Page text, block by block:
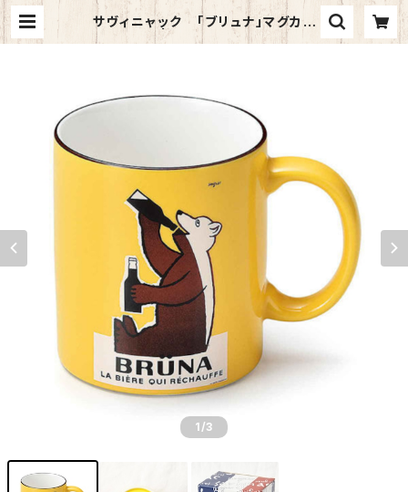
サヴィニャック 「ブリュナ」マグカッ
プ | ユートピア知床
1 /3